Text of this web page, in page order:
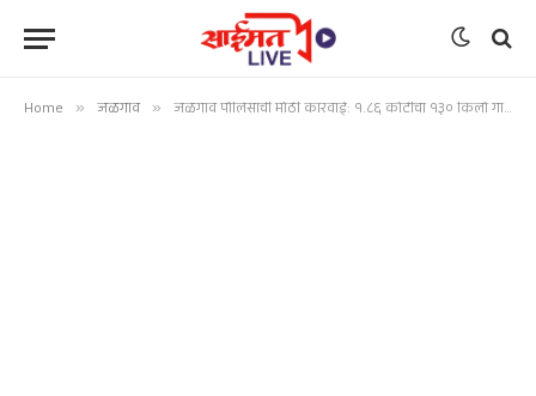
Home » जळगाव » जळगाव पोलिसांची मोठी कारवाई: १.८६ कोटींचा १३० किलो गांजा खड्डा खणून केला नष्ट